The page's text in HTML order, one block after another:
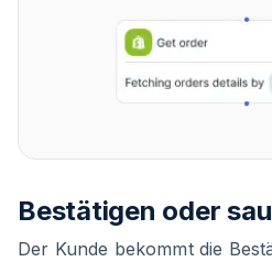
Bestätigen oder
Der Kunde bekommt die